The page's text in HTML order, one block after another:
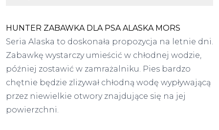
HUNTER ZABAWKA DLA PSA ALASKA MORS
Seria Alaska to doskonała propozycja na letnie dni.
Zabawkę wystarczy umieścić w chłodnej wodzie,
później zostawić w zamrażalniku. Pies bardzo
chętnie będzie zlizywał chłodną wodę wypływającą
przez niewielkie otwory znajdujące się na jej
powierzchni.